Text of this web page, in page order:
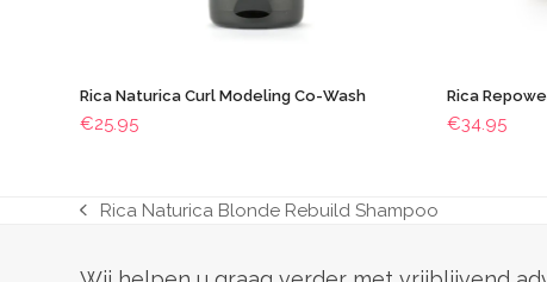
Rica Naturica Curl Modeling Co-Wash
€25.95
Rica
€34.95
previous
Rica Naturica Blonde Rebuild Shampoo